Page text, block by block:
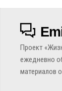
Проект
ежедневно
материалов